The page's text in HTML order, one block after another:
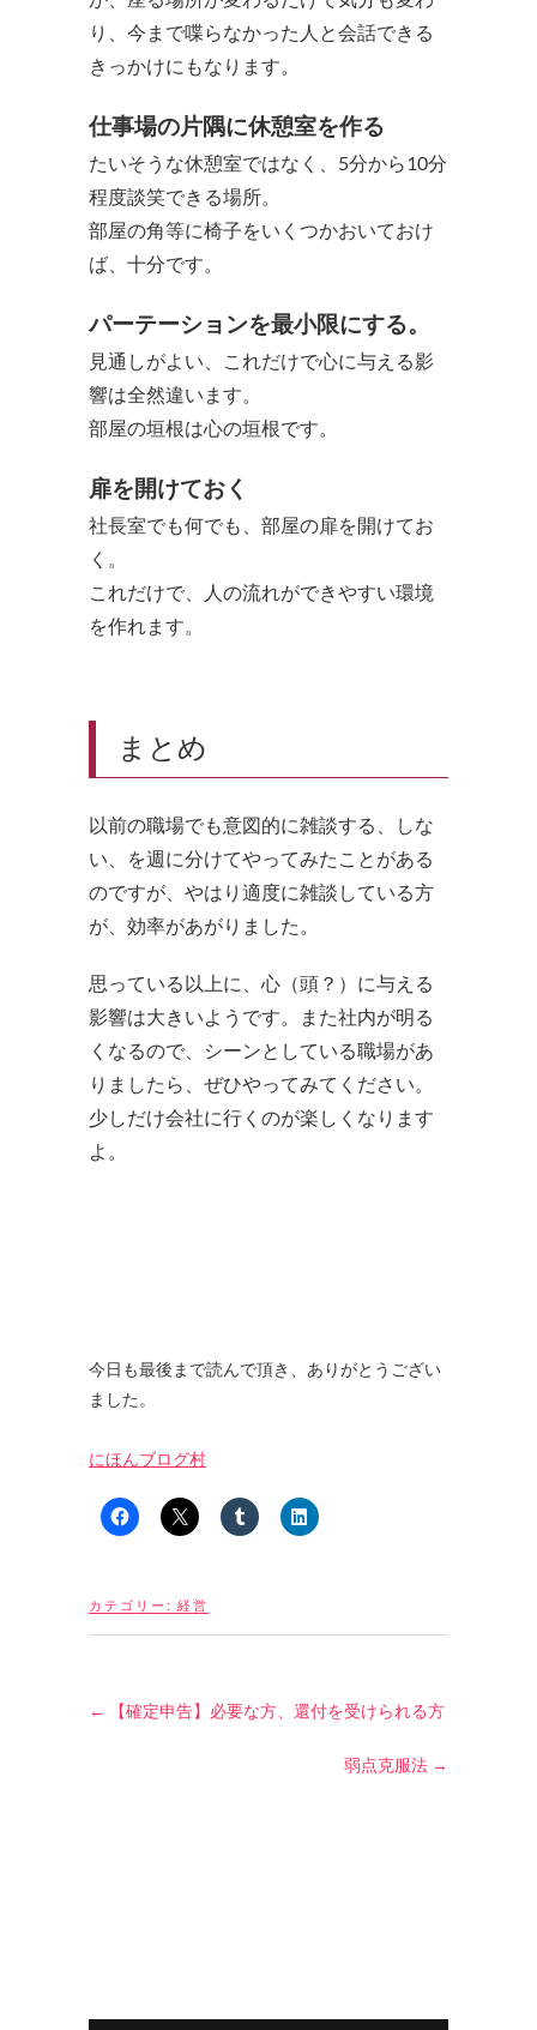
り、今まで喋らなかった人と会話できる
きっかけにもなります。
仕事場の片隅に休憩室を作る
たいそうな休憩室ではなく、5分から10分
程度談笑できる場所。
部屋の角等に椅子をいくつかおいておけ
ば、十分です。
パーテーションを最小限にする。
見通しがよい、これだけで心に与える影
響は全然違います。
部屋の垣根は心の垣根です。
扉を開けておく
社長室でも何でも、部屋の扉を開けてお
く。
これだけで、人の流れができやすい環境
を作れます。
まとめ
以前の職場でも意図的に雑談する、しな
い、を週に分けてやってみたことがある
のですが、やはり適度に雑談している方
が、効率があがりました。
思っている以上に、心（頭？）に与える
影響は大きいようです。また社内が明る
くなるので、シーンとしている職場があ
りましたら、ぜひやってみてください。
少しだけ会社に行くのが楽しくなります
よ。
今日も最後まで読んで頂き、ありがとうござい
ました。
にほんブログ村
カテゴリー: 経営
← 【確定申告】必要な方、還付を受けられる方
弱点克服法 →